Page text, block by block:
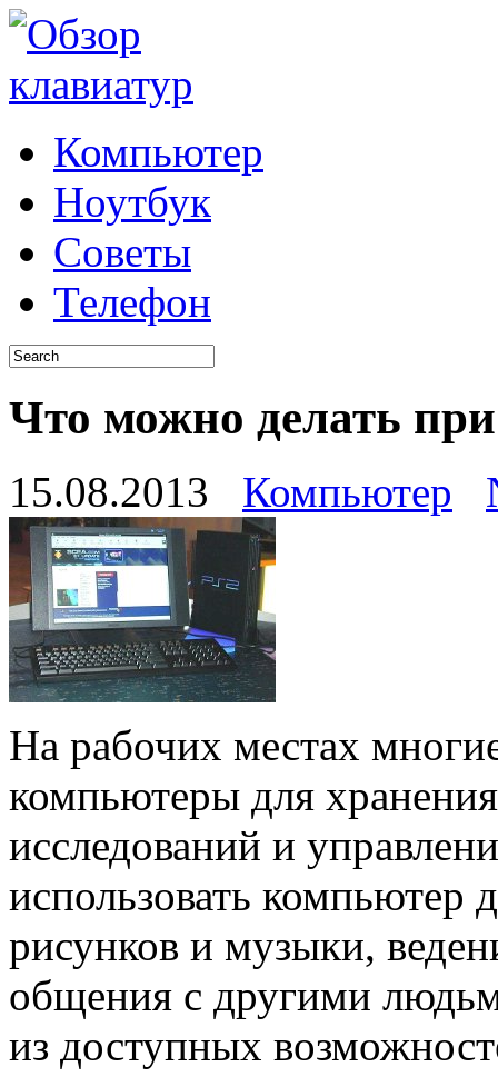
Компьютер
Ноутбук
Советы
Телефон
Что можно делать
15.08.2013 Компьютер
На рабочих местах
компьютеры для
исследований и
использовать компьютер
рисунков и музыки,
общения с другими
из доступных